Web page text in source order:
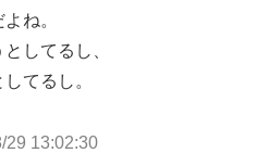
ね。
してるし、
てるし。
29 13:02:30